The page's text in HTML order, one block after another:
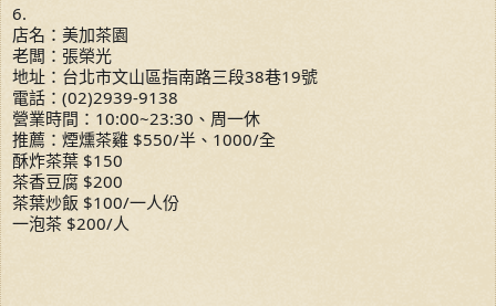
6.
店名：美加茶園
老闆：張榮光
地址：台北市文山區指南路三段38巷19號
電話：(02)2939-9138
營業時間：10:00~23:30、周一休
推薦：煙燻茶雞 $550/半、1000/全
酥炸茶葉 $150
茶香豆腐 $200
茶葉炒飯 $100/一人份
一泡茶 $200/人